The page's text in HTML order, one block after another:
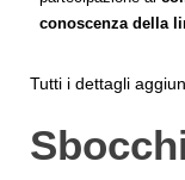
conoscenza della
Tutti i dettagli